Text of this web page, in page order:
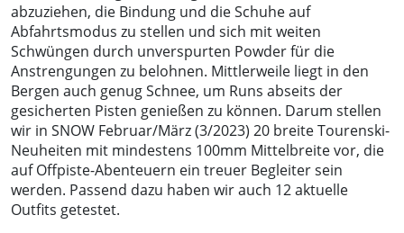
abzuziehen, die Bindung und die Schuhe auf
Abfahrtsmodus zu stellen und sich mit weiten
Schwüngen durch unverspurten Powder für die
Anstrengungen zu belohnen. Mittlerweile liegt in den
Bergen auch genug Schnee, um Runs abseits der
gesicherten Pisten genießen zu können. Darum stellen
wir in SNOW Februar/März (3/2023) 20 breite Tourenski-
Neuheiten mit mindestens 100mm Mittelbreite vor, die
auf Offpiste-Abenteuern ein treuer Begleiter sein
werden. Passend dazu haben wir auch 12 aktuelle
Outfits getestet.